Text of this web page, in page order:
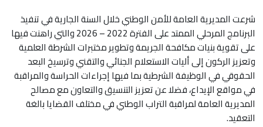
شرعت المديرية العامة للأمن الوطني خلال السنة الجارية في تنفيذ
البرنامج المرحلي الممتد على الفترة 2022 – 2026 والتي راهنت فيها
على تقوية بنيات مكافحة الجريمة وتطوير مختبرات الشرطة العلمية
وتعزيز الركون إلى أليات الاستعلام الجنائي والتقني وترسيخ البعد
الحقوقي في الوظيفة الشرطية بما فيها إجراءات الحراسة والمراقبة
في مواقع الإيداع، فضلا عن تعزيز التنسيق والتعاون مع مصالح
المديرية العامة لمراقبة التراب الوطني في مختلف القضايا بالغة
التعقيد.